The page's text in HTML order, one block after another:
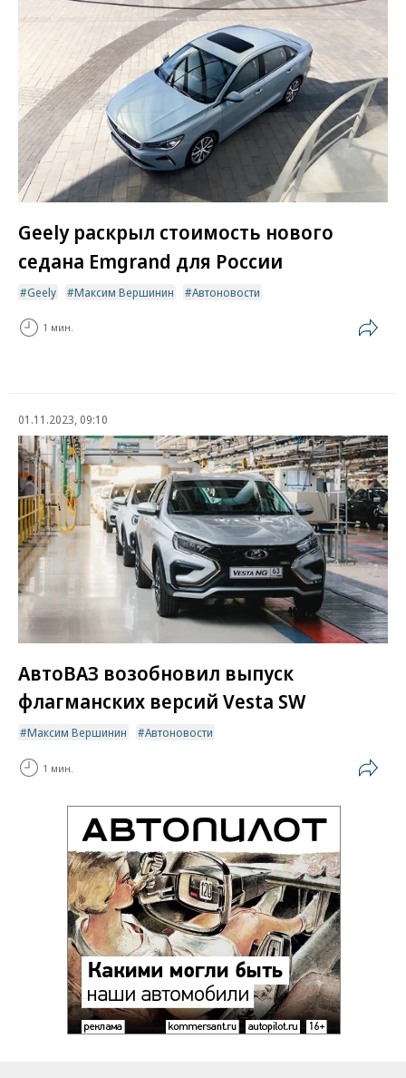
Geely раскрыл стоимость нового
седана Emgrand для России
Geely Максим Вершинин Автоновости
1 мин.
01.11.2023, 09:10
АвтоВАЗ возобновил выпуск
флагманских версий Vesta SW
Максим Вершинин Автоновости
1 мин.